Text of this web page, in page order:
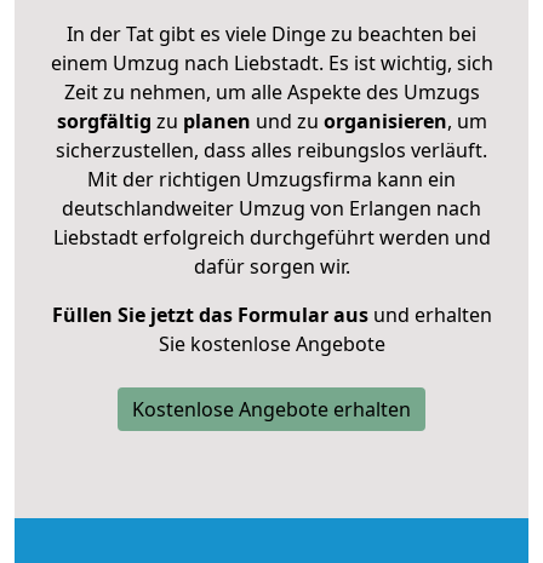
In der Tat gibt es viele Dinge zu beachten bei
einem Umzug nach Liebstadt. Es ist wichtig, sich
Zeit zu nehmen, um alle Aspekte des Umzugs
sorgfältig zu planen und zu organisieren, um
sicherzustellen, dass alles reibungslos verläuft.
Mit der richtigen Umzugsfirma kann ein
deutschlandweiter Umzug von Erlangen nach
Liebstadt erfolgreich durchgeführt werden und
dafür sorgen wir.
Füllen Sie jetzt das Formular ausund erhalten
Sie kostenlose Angebote
Kostenlose Angebote erhalten